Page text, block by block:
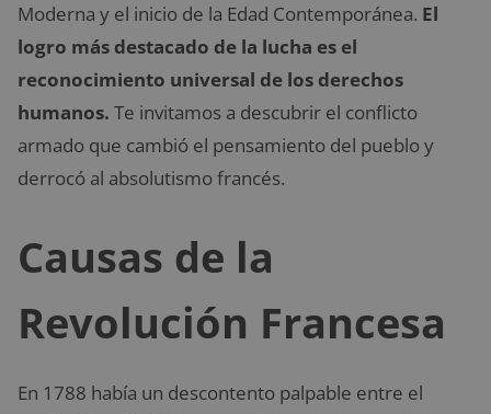
Moderna y el inicio de la Edad Contemporánea. El
logro más destacado de la lucha es el
reconocimiento universal de los derechos
humanos. Te invitamos a descubrir el conflicto
armado que cambió el pensamiento del pueblo y
derrocó al absolutismo francés.
Causas de la
Revolución Francesa
En 1788 había un descontento palpable entre el